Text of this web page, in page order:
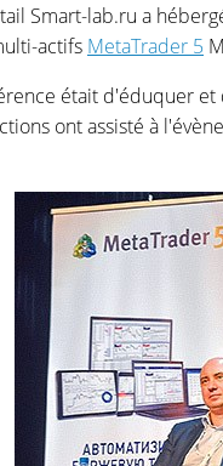
Smart-lab.ru a
actifs MetaTrader 5
était d'éduquer
ont assisté à